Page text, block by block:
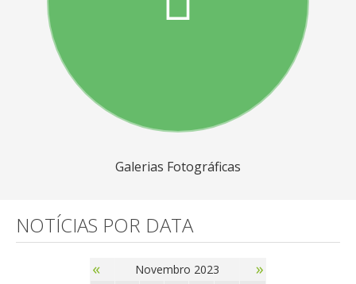
Galerias Fotográficas
NOTÍCIAS POR DATA
« Novembro 2023 »